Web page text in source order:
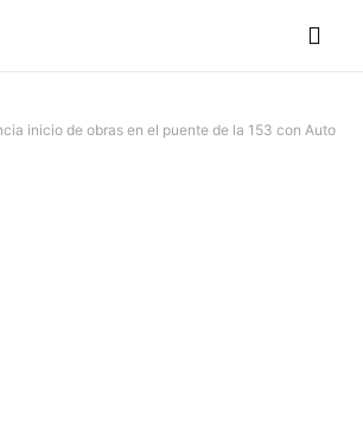
inicio de obras en el puente de la 153 con Auto